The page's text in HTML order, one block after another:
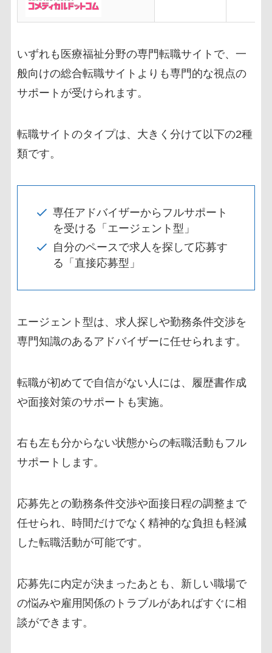
いずれも医療福祉分野の専門転職サイトで、一
般向けの総合転職サイトよりも専門的な視点の
サポートが受けられます。
転職サイトのタイプは、大きく分けて以下の2種
類です。
専任アドバイザーからフルサポート
を受ける「エージェント型」
自分のペースで求人を探して応募す
る「直接応募型」
エージェント型は、求人探しや勤務条件交渉を
専門知識のあるアドバイザーに任せられます。
転職が初めてで自信がない人には、履歴書作成
や面接対策のサポートも実施。
右も左も分からない状態からの転職活動もフル
サポートします。
応募先との勤務条件交渉や面接日程の調整まで
任せられ、時間だけでなく精神的な負担も軽減
した転職活動が可能です。
応募先に内定が決まったあとも、新しい職場で
の悩みや雇用関係のトラブルがあればすぐに相
談ができます。